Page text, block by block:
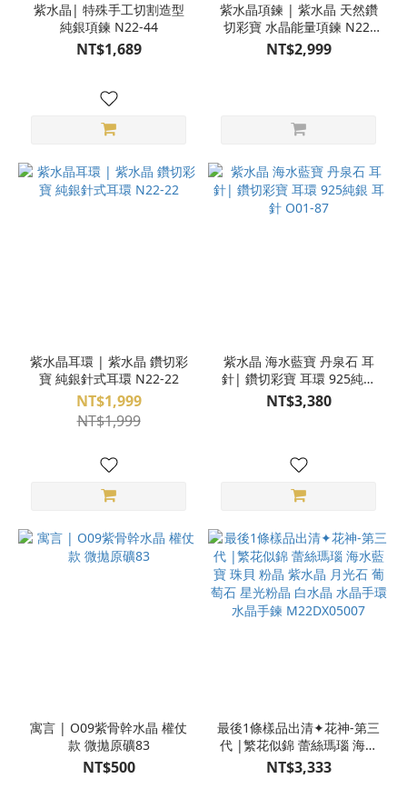
紫水晶| 特殊手工切割造型
純銀項鍊 N22-44
NT$1,689
紫水晶項鍊 | 紫水晶 天然鑽
切彩寶 水晶能量項鍊 N22-
47
NT$2,999
紫水晶耳環 | 紫水晶 鑽切彩
寶 純銀針式耳環 N22-22
NT$1,999
NT$1,999
紫水晶 海水藍寶 丹泉石 耳
針| 鑽切彩寶 耳環 925純銀
耳針 O01-87
NT$3,380
寓言 | O09紫骨幹水晶 權仗
款 微拋原礦83
NT$500
最後1條樣品出清✦花神-第三
代 |繁花似錦 蕾絲瑪瑙 海水
藍寶 珠貝 粉晶 紫水晶 月光
石 葡萄石 星光粉晶 白水晶
NT$3,333